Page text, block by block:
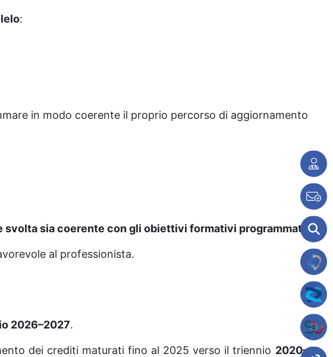
:
in modo coerente il proprio percorso di aggiornamento
svolta sia coerente con gli obiettivi formativi programmati
al professionista.
2026–2027.
dei crediti maturati fino al 2025 verso il triennio 2020–